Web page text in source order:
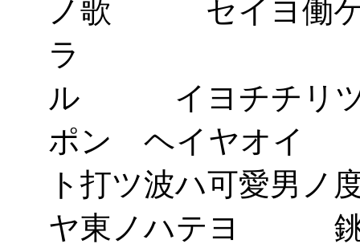
ノ歌 セイヨ働ケ
ラ
ル イヨチチリ
ポン ヘイヤオ
ト打ツ波ハ可愛男
ヤ東ノハテヨ